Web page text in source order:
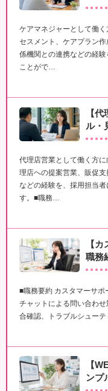
ケアマネジャーとして働
セスメント、ケアプラン
係機関との連携などの経
ことがで…
【
ル・
代理店営業として働く方
理店への提案営業、販促
などの経験を、採用担当
す。■職務…
【
職務
■職務要約 カスタマーサポ
チャットによる問い合わ
合確認、トラブルシュー
【
ンプ